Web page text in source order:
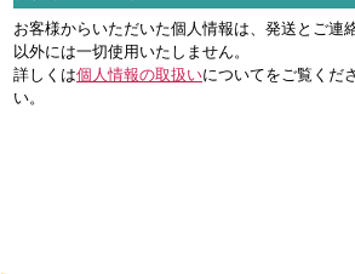
お客様からいただいた個人情報は、発送とご連
以外には一切使用いたしません。
詳しくは個人情報の取扱いについてをご覧くだ
い。